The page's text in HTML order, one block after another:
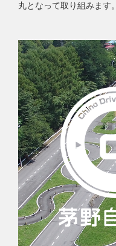
丸となって取り組みます。